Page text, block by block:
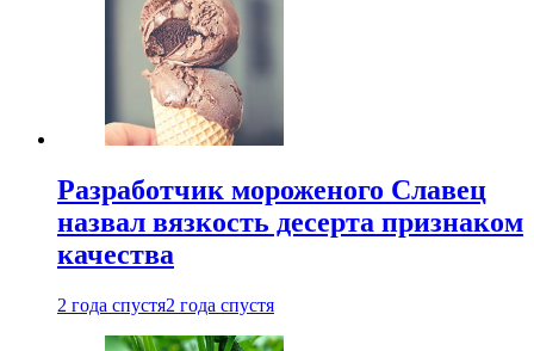
Разработчик мороженого Славец
назвал вязкость десерта признаком
качества
2 года спустя2 года спустя